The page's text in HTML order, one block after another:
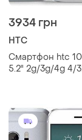
3934 грн
HTC
Смартфон htc
5.2" 2g/3g/4g 4/